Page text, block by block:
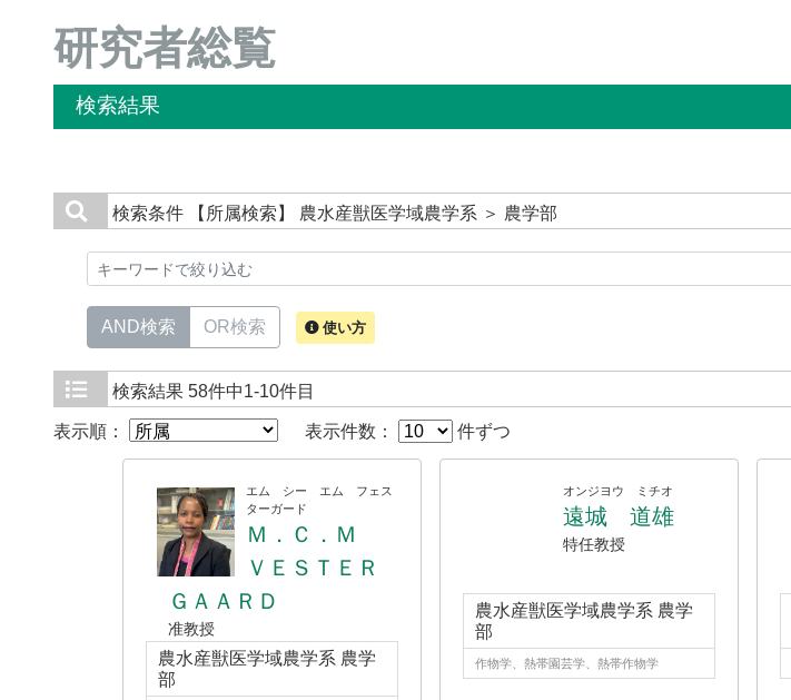
研究者総覧
検索結果
検索条件 【所属検索】 農水産獣医学域農学系 ＞ 農学部
AND検索 OR検索 使い方
検索結果 58件中1-10件目
表示順： 表示件数： 件ずつ
エム シー エム フェス
ターガード
Ｍ．Ｃ．Ｍ
ＶＥＳＴＥＲ
ＧＡＡＲＤ
准教授
農水産獣医学域農学系 農学
部
オンジヨウ ミチオ
遠城 道雄
特任教授
農水産獣医学域農学系 農学
部
作物学、熱帯園芸学、熱帯作物学